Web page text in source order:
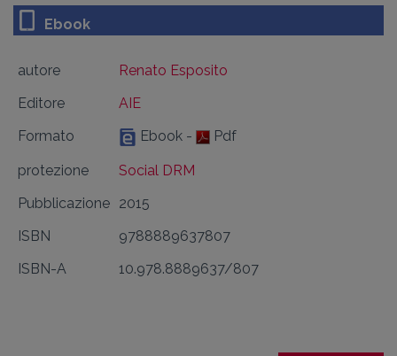
Ebook
autore
Renato Esposito
Editore
AIE
Formato
Ebook - Pdf
protezione
Social DRM
Pubblicazione 2015
ISBN
9788889637807
ISBN-A
10.978.8889637/807